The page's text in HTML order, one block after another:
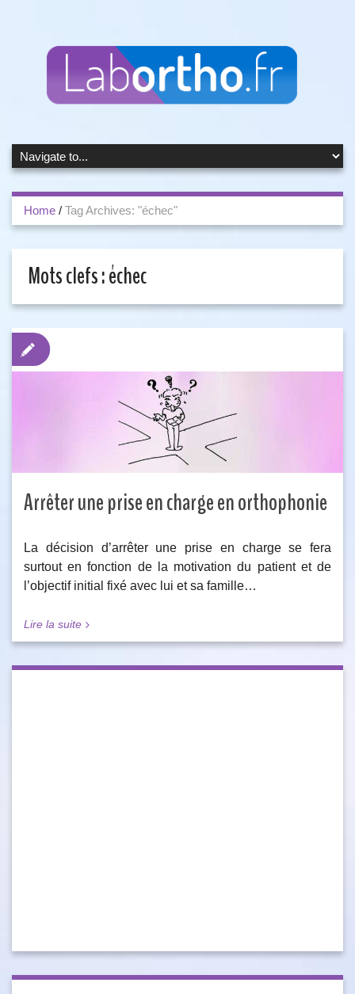
Home / Tag Archives: "échec"
Mots clefs :échec
Arrêter une prise en charge en orthophonie
La décision d’arrêter une prise en charge se fera
surtout en fonction de la motivation du patient et de
l’objectif initial fixé avec lui et sa famille…
Lire la suite